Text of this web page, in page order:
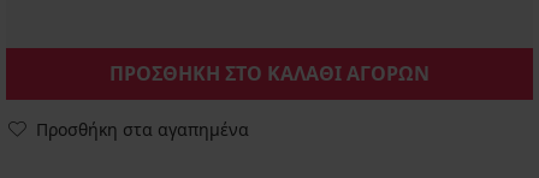
ΠΡΟΣΘΗΚΗ ΣΤΟ ΚΑΛΑΘΙ ΑΓΟΡΩΝ
Προσθήκη στα αγαπημένα